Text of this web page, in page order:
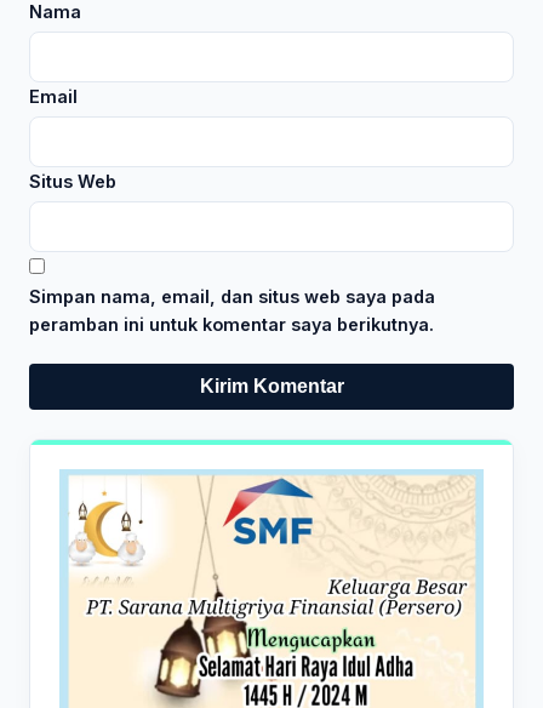
Nama
Email
Situs Web
Simpan nama, email, dan situs web saya pada
peramban ini untuk komentar saya berikutnya.